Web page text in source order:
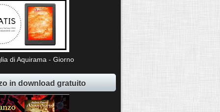
di Aquirama - Giorno
in download gratuito